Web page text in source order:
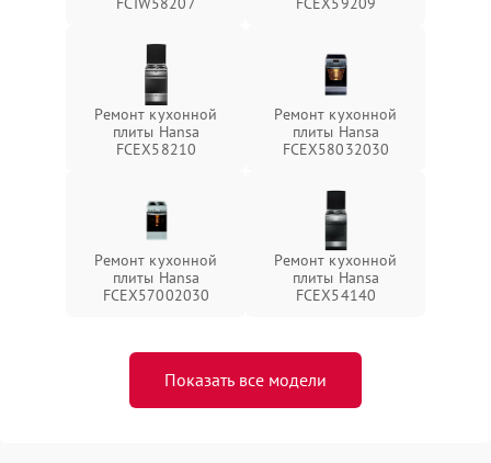
Ремонт кухонной
плиты Hansa
FCEX58210
Ремонт кухонной
плиты Hansa
FCEX58032030
Ремонт кухонной
плиты Hansa
FCEX57002030
Ремонт кухонной
плиты Hansa
FCEX54140
Показать все модели